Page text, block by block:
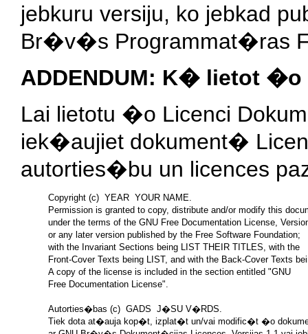
jebkuru versiju, ko jebkad
Br�v�s Programmat�ras
ADDENDUM: K� lietot
Lai lietotu �o Licenci
iek�aujiet dokument�
autorties�bu un licences
Copyright (c)  YEAR  YOUR NAME.
Permission is granted to copy, distribute and/or modify this
under the terms of the GNU Free Documentation License,
or any later version published by the Free Software Foundation;
with the Invariant Sections being LIST THEIR TITLES, with the
Front-Cover Texts being LIST, and with the Back-Cover Texts
A copy of the license is included in the section entitled "GNU
Free Documentation License".
Autorties�bas (c)  GADS  J�SU V�RDS.
Tiek dota at�auja kop�t, izplat�t un/vai modific�t �o